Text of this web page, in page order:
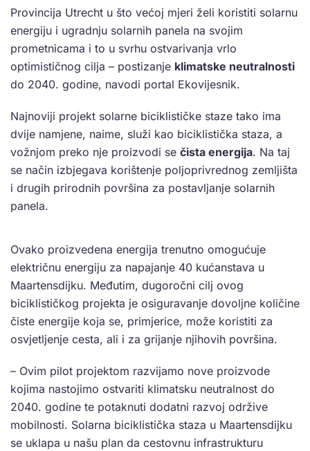
Provincija Utrecht u što većoj mjeri želi koristiti solarnu
energiju i ugradnju solarnih panela na svojim
prometnicama i to u svrhu ostvarivanja vrlo
optimističnog cilja – postizanje klimatske neutralnosti
do 2040. godine, navodi portal Ekovijesnik.
Najnoviji projekt solarne biciklističke staze tako ima
dvije namjene, naime, služi kao biciklistička staza, a
vožnjom preko nje proizvodi se čista energija. Na taj
se način izbjegava korištenje poljoprivrednog zemljišta
i drugih prirodnih površina za postavljanje solarnih
panela.
Ovako proizvedena energija trenutno omogućuje
električnu energiju za napajanje 40 kućanstava u
Maartensdijku. Međutim, dugoročni cilj ovog
biciklističkog projekta je osiguravanje dovoljne količine
čiste energije koja se, primjerice, može koristiti za
osvjetljenje cesta, ali i za grijanje njihovih površina.
– Ovim pilot projektom razvijamo nove proizvode
kojima nastojimo ostvariti klimatsku neutralnost do
2040. godine te potaknuti dodatni razvoj održive
mobilnosti. Solarna biciklistička staza u Maartensdijku
se uklapa u našu plan da cestovnu infrastrukturu